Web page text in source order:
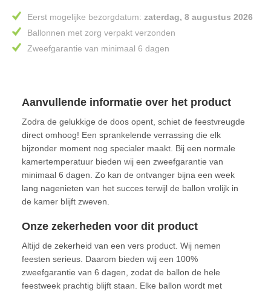
Eerst mogelijke bezorgdatum: zaterdag, 8 augustus 2026
Ballonnen met zorg verpakt verzonden
Zweefgarantie van minimaal 6 dagen
Aanvullende informatie over het product
Zodra de gelukkige de doos opent, schiet de feestvreugde
direct omhoog! Een sprankelende verrassing die elk
bijzonder moment nog specialer maakt. Bij een normale
kamertemperatuur bieden wij een zweefgarantie van
minimaal 6 dagen. Zo kan de ontvanger bijna een week
lang nagenieten van het succes terwijl de ballon vrolijk in
de kamer blijft zweven.
Onze zekerheden voor dit product
Altijd de zekerheid van een vers product. Wij nemen
feesten serieus. Daarom bieden wij een 100%
zweefgarantie van 6 dagen, zodat de ballon de hele
feestweek prachtig blijft staan. Elke ballon wordt met